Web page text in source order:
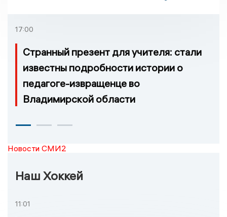
17:00
Странный презент для учителя: стали
известны подробности истории о
педагоге-извращенце во
Владимирской области
Новости СМИ2
Наш Хоккей
11:01